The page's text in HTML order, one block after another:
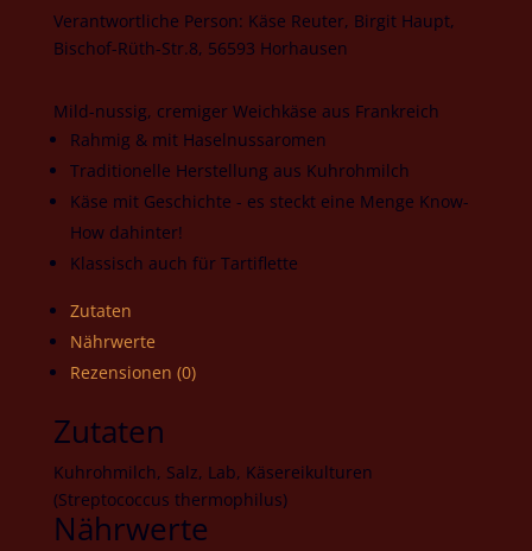
Verantwortliche Person: Käse Reuter, Birgit Haupt,
Bischof-Rüth-Str.8, 56593 Horhausen
Mild-nussig, cremiger Weichkäse aus Frankreich
Rahmig & mit Haselnussaromen
Traditionelle Herstellung aus Kuhrohmilch
Käse mit Geschichte - es steckt eine Menge Know-
How dahinter!
Klassisch auch für Tartiflette
Zutaten
Nährwerte
Rezensionen (0)
Zutaten
Kuhrohmilch, Salz, Lab, Käsereikulturen
(Streptococcus thermophilus)
Nährwerte